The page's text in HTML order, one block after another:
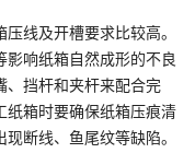
线及开槽要求比较高。
影响纸箱自然成形的不良
、挡杆和夹杆来配合完
纸箱时要确保纸箱压痕清
断线、鱼尾纹等缺陷。